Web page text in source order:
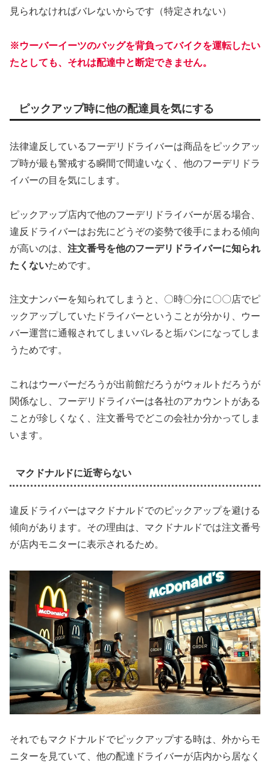
見られなければバレないからです（特定されない）
※ウーバーイーツのバッグを背負ってバイクを運転したい
たとしても、それは配達中と断定できません。
ピックアップ時に他の配達員を気にする
法律違反しているフーデリドライバーは商品をピックアッ
プ時が最も警戒する瞬間で間違いなく、他のフーデリドラ
イバーの目を気にします。
ピックアップ店内で他のフーデリドライバーが居る場合、
違反ドライバーはお先にどうぞの姿勢で後手にまわる傾向
が高いのは、 注文番号を他のフーデリドライバーに知られ
たくないためです。
注文ナンバーを知られてしまうと、〇時〇分に〇〇店でピ
ックアップしていたドライバーということが分かり、ウー
バー運営に通報されてしまいバレると垢バンになってしま
うためです。
これはウーバーだろうが出前館だろうがウォルトだろうが
関係なし、フーデリドライバーは各社のアカウントがある
ことが珍しくなく、注文番号でどこの会社か分かってしま
います。
マクドナルドに近寄らない
違反ドライバーはマクドナルドでのピックアップを避ける
傾向があります。その理由は、マクドナルドでは注文番号
が店内モニターに表示されるため。
それでもマクドナルドでピックアップする時は、外からモ
ニターを見ていて、他の配達ドライバーが店内から居なく